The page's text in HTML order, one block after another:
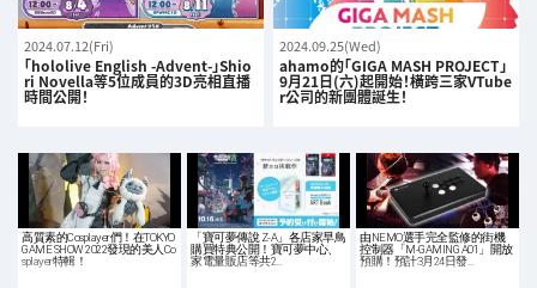
2024.07.12(Fri)
「hololive English -Advent-」Shio
ri Novella等5位成員的3D亮相直播
時間公開！
2024.09.25(Wed)
ahamo的「GIGA MASH PROJECT」
9月21日(六)起開始！橫跨三家VTube
r公司的新團體誕生！
高質素的Cosplayer們！在TOKYO
GAME SHOW 2022發現的美人Co
splayer特輯！
「寶可夢傳說 Z-A」各店家早鳥
購買特典公開！寶可夢中心、
家電量販店等共2…
由NEMO選手完全監修的街機
控制器「M-GAMING A01」開放
預購！預計3月24日發…